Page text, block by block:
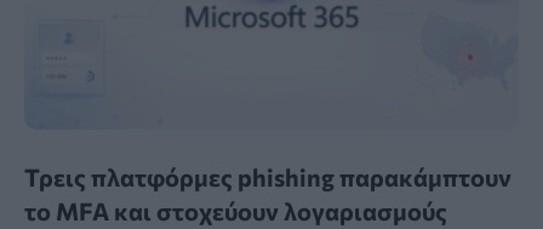
Τρεις πλατφόρμες phishing παρακάμπτουν
το MFA και στοχεύουν λογαριασμούς